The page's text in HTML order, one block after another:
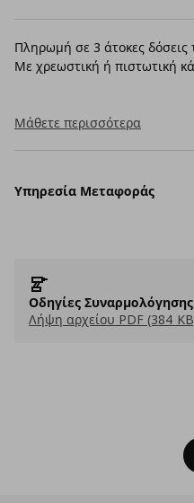
Πληρωμή σε 3 άτοκες
Με χρεωστική ή πιστωτική
Μάθετε περισσότερα
Υπηρεσία Μεταφοράς
Οδηγίες Συναρμολόγησης
Λήψη αρχείου PDF (384